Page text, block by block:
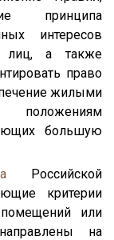
принципа
интересов
лиц, а также
право
жилыми
положениям
большую
Российской
критерии
или
на